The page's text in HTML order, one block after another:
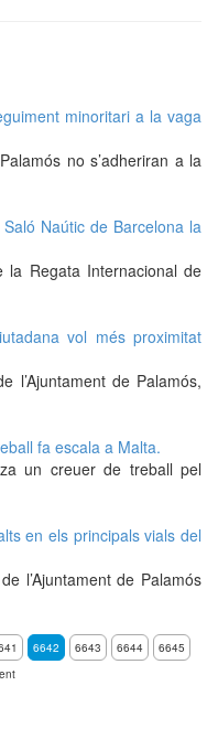
minoritari a la vaga
no s’adheriran a la
Naútic de Barcelona la
Regata Internacional de
vol més proximitat
l’Ajuntament de Palamós,
fa escala a Malta.
un creuer de treball pel
en els principals vials del
l’Ajuntament de Palamós
6642 6643 6644
6645